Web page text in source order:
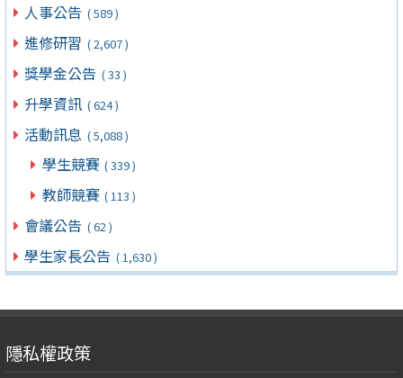
人事公告 ( 589 )
進修研習 ( 2,607 )
獎學金公告 ( 33 )
升學資訊 ( 624 )
活動訊息 ( 5,088 )
學生競賽 ( 339 )
教師競賽 ( 113 )
會議公告 ( 62 )
學生家長公告 ( 1,630 )
隱私權政策